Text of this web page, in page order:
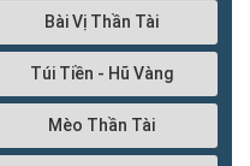
Bài Vị Thần Tài
Túi Tiền - Hũ Vàng
Mèo Thần Tài